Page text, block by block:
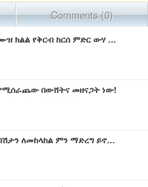
Comments (0)
በቤኒሻንጉል ጉሙዝ ክልል የቅርብ ከርሰ ምድር ውሃ ቁፋሮ ቴክኖሎጂን በስፋት ለመጠቀም እንቅስቃሴ እየተደረገ ይገኛል
የሚሰራጨው በውሸትና መዘናጋት ነው!
የኮሮና ቫይረስ በሽታን ለመከላከል ምን ማድረግ ይኖርብዎታል?